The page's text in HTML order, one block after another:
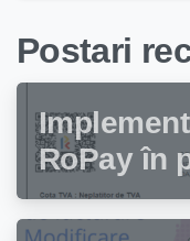
Postari
RoPay în
facturare